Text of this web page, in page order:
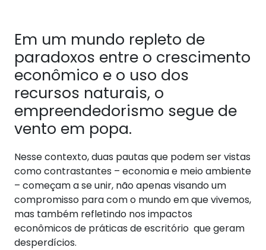
Em um mundo repleto de
paradoxos entre o crescimento
econômico e o uso dos
recursos naturais, o
empreendedorismo segue de
vento em popa.
Nesse contexto, duas pautas que podem ser vistas
como contrastantes – economia e meio ambiente
– começam a se unir, não apenas visando um
compromisso para com o mundo em que vivemos,
mas também refletindo nos impactos
econômicos de práticas de escritório que geram
desperdícios.